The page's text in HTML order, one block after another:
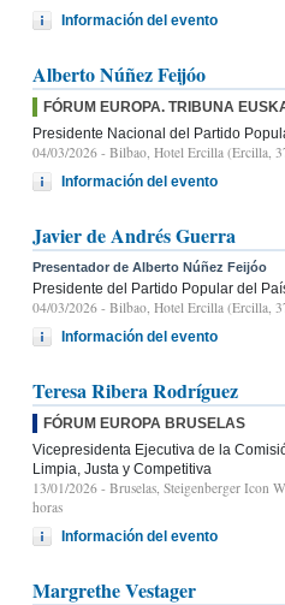
Información del evento
Alberto Núñez Feijóo
FÓRUM EUROPA. TRIBUNA
Presidente Nacional del Partido
04/03/2026 - Bilbao, Hotel Ercilla (Ercilla,
Información del evento
Javier de Andrés Guerra
Presentador de Alberto Núñez Feijóo
Presidente del Partido Popular del
04/03/2026 - Bilbao, Hotel Ercilla (Ercilla,
Información del evento
Teresa Ribera Rodríguez
FÓRUM EUROPA BRUSELAS
Vicepresidenta Ejecutiva de la
Limpia, Justa y Competitiva
13/01/2026 - Bruselas, Steigenberger Icon
horas
Información del evento
Margrethe Vestager